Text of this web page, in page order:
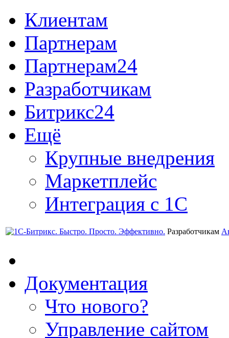
Клиентам
Партнерам
Партнерам24
Разработчикам
Битрикс24
Ещё
Крупные внедрения
Маркетплейс
Интеграция с 1С
Разработчикам
Документация
Что нового?
Управление сайтом